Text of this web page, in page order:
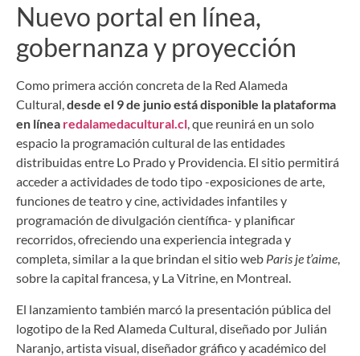
Nuevo portal en línea,
gobernanza y proyección
Como primera acción concreta de la Red Alameda
Cultural,desde el 9 de junio está disponible la plataforma
en línea redalamedacultural.cl, que reunirá en un solo
espacio la programación cultural de las entidades
distribuidas entre Lo Prado y Providencia. El sitio permitirá
acceder a actividades de todo tipo -exposiciones de arte,
funciones de teatro y cine, actividades infantiles y
programación de divulgación científica- y planificar
recorridos, ofreciendo una experiencia integrada y
completa, similar a la que brindan el sitio web Paris je t’aime,
sobre la capital francesa, y La Vitrine, en Montreal.
El lanzamiento también marcó la presentación pública del
logotipo de la Red Alameda Cultural, diseñado por Julián
Naranjo, artista visual, diseñador gráfico y académico del